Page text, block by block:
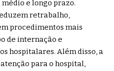
e longo prazo.
retrabalho,
procedimentos mais
de internação e
hospitalares. Além disso, a
para o hospital,